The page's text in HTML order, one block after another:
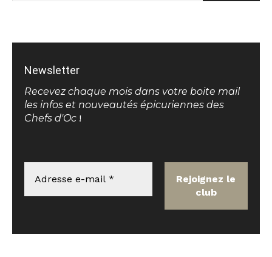
Newsletter
Recevez chaque mois dans votre boite mail
les infos et nouveautés épicuriennes des
Chefs d'Oc !